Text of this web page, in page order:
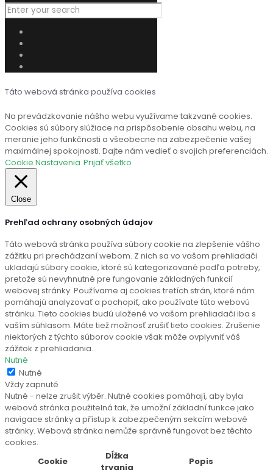
Táto webová stránka používa cookies
Na prevádzkovanie nášho webu využívame takzvané cookies.
Cookies sú súbory slúžiace na prispôsobenie obsahu webu, na
meranie jeho funkčnosti a všeobecne na zabezpečenie vašej
maximálnej spokojnosti. Dajte nám vedieť o svojich preferenciách.
Cookie Nastavenia Prijať všetko
Close
Prehľad ochrany osobných údajov
Táto webová stránka používa súbory cookie na zlepšenie vášho
zážitku pri prechádzaní webom. Z nich sa vo vašom prehliadači
ukladajú súbory cookie, ktoré sú kategorizované podľa potreby,
pretože sú nevyhnutné pre fungovanie základných funkcií
webovej stránky. Používame aj cookies tretích strán, ktoré nám
pomáhajú analyzovať a pochopiť, ako používate túto webovú
stránku. Tieto cookies budú uložené vo vašom prehliadači iba s
vaším súhlasom. Máte tiež možnosť zrušiť tieto cookies. Zrušenie
niektorých z týchto súborov cookie však môže ovplyvniť váš
zážitok z prehliadania.
Nutné
Nutné
Vždy zapnuté
Nutné - nelze zrušit výběr. Nutné cookies pomáhají, aby byla
webová stránka použitelná tak, že umožní základní funkce jako
navigace stránky a přístup k zabezpečeným sekcím webové
stránky. Webová stránka nemůže správně fungovat bez těchto
cookies.
Cookie
Dĺžka
trvania
Popis